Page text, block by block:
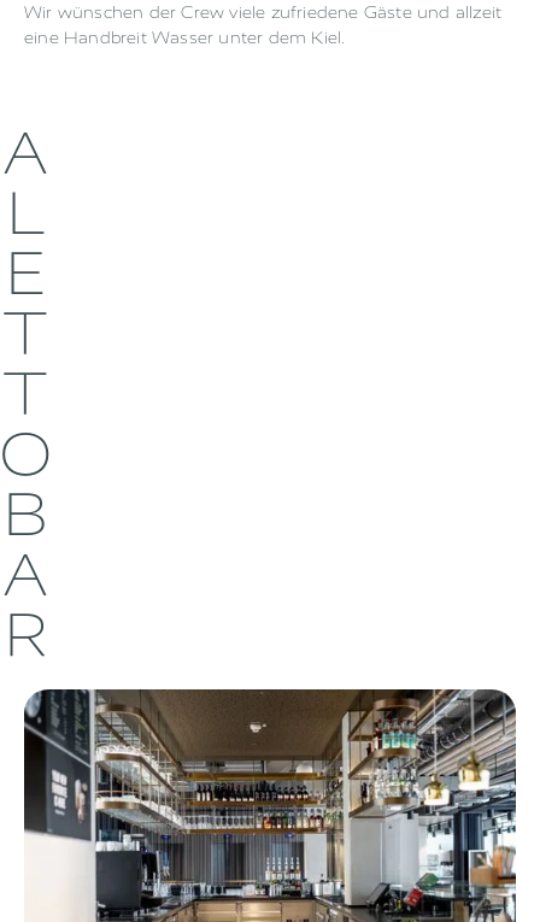
Wir wünschen der Crew viele zufriedene Gäste und allzeit
eine Handbreit Wasser unter dem Kiel.
A
L
E
T
T
O
B
A
R